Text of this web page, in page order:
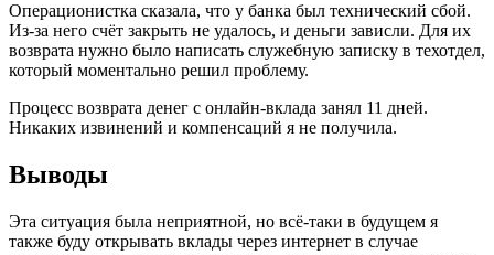
Операционистка сказала, что у банка был технический сбой.
Из-за него счёт закрыть не удалось, и деньги зависли. Для их
возврата нужно было написать служебную записку в техотдел,
который моментально решил проблему.
Процесс возврата денег с онлайн-вклада занял 11 дней.
Никаких извинений и компенсаций я не получила.
Выводы
Эта ситуация была неприятной, но всё-таки в будущем я
также буду открывать вклады через интернет в случае